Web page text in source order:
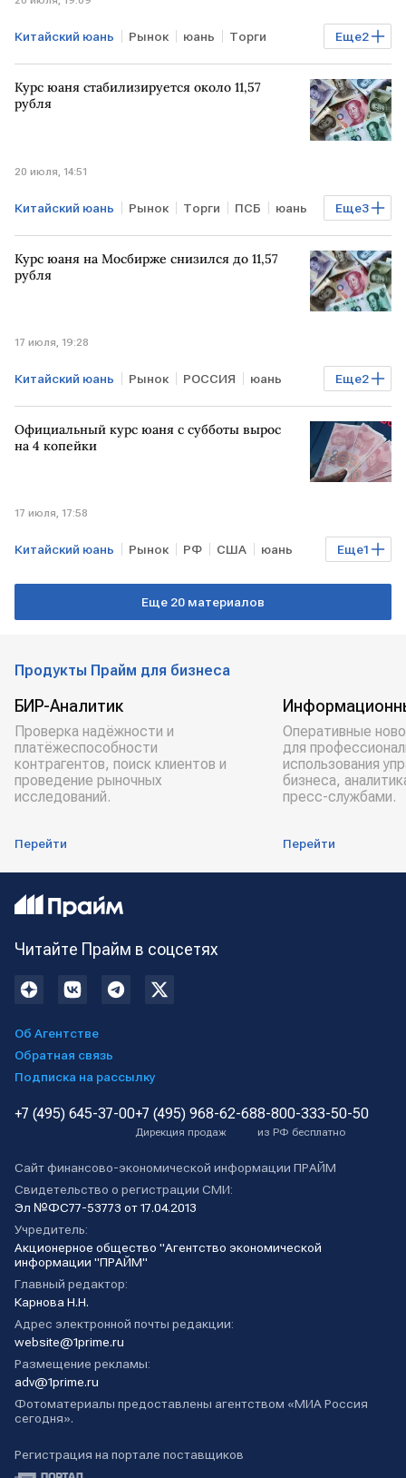
Еще2
Китайский юань Рынок юань Торги
Мосбиржа рубль
Курс юаня стабилизируется около 11,57
рубля
20 июля, 14:51
Еще3
Китайский юань Рынок Торги ПСБ юань
рубль валютные торги Мосбиржа
Курс юаня на Мосбирже снизился до 11,57
рубля
17 июля, 19:28
Еще2
Китайский юань Рынок РОССИЯ юань
рубль Мосбиржа
Официальный курс юаня с субботы вырос
на 4 копейки
17 июля, 17:58
Еще1
Китайский юань Рынок РФ США юань
рубль
Еще 20 материалов
Продукты Прайм для бизнеса
БИР-Аналитик
Проверка надёжности и
платёжеспособности
контрагентов, поиск клиентов и
проведение рыночных
исследований.
Перейти
Оперативные
для
использования
бизнеса,
пресс-службами.
Перейти
Читайте Прайм в соцсетях
Об Агентстве
Обратная связь
Подписка на рассылку
+7 (495) 645-37-00+7 (495) 968-62-68
Дирекция продаж
8-800-333-50-50
из РФ бесплатно
Сайт финансово-экономической информации ПРАЙМ
Свидетельство о регистрации СМИ:
Эл №ФС77-53773 от 17.04.2013
Учредитель:
Акционерное общество "Агентство экономической
информации "ПРАЙМ"
Главный редактор:
Карнова Н.Н.
Адрес электронной почты редакции:
website@1prime.ru
Размещение рекламы:
adv@1prime.ru
Фотоматериалы предоставлены агентством «МИА Россия
сегодня».
Регистрация на портале поставщиков